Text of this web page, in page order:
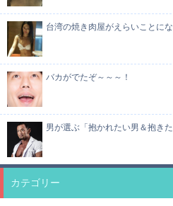
台湾の焼き肉屋がえらいことに
バカがでたぞ～～～！
男が選ぶ「抱かれたい男＆抱き
カテゴリー